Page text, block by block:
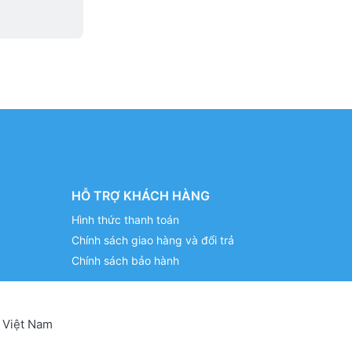
HỖ TRỢ KHÁCH HÀNG
Hình thức thanh toán
Chính sách giao hàng và đổi trả
Chính sách bảo hành
Nam